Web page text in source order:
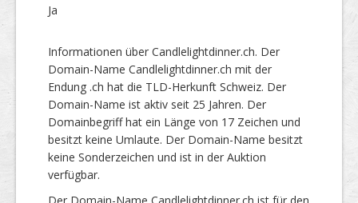
Ja
Informationen über Candlelightdinner.ch. Der
Domain-Name Candlelightdinner.ch mit der
Endung .ch hat die TLD-Herkunft Schweiz. Der
Domain-Name ist aktiv seit 25 Jahren. Der
Domainbegriff hat ein Länge von 17 Zeichen und
besitzt keine Umlaute. Der Domain-Name besitzt
keine Sonderzeichen und ist in der Auktion
verfügbar.